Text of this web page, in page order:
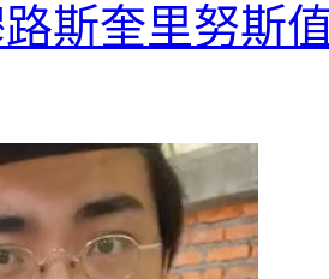
斯奎里努斯